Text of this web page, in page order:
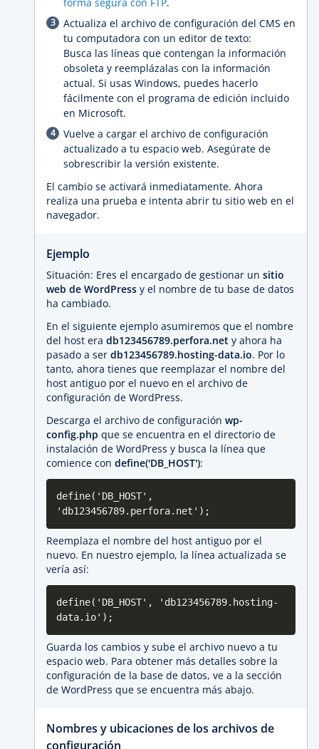
Actualiza el archivo de configuración del CMS en
tu computadora con un editor de texto:
Busca las líneas que contengan la información
obsoleta y reemplázalas con la información
actual. Si usas Windows, puedes hacerlo
fácilmente con el programa de edición incluido
en Microsoft.
Vuelve a cargar el archivo de configuración
actualizado a tu espacio web. Asegúrate de
sobrescribir la versión existente.
El cambio se activará inmediatamente. Ahora
realiza una prueba e intenta abrir tu sitio web en el
navegador.
Ejemplo
Situación: Eres el encargado de gestionar un sitio
web de WordPress y el nombre de tu base de datos
ha cambiado.
En el siguiente ejemplo asumiremos que el nombre
del host era db123456789.perfora.net y ahora ha
pasado a ser db123456789.hosting-data.io. Por lo
tanto, ahora tienes que reemplazar el nombre del
host antiguo por el nuevo en el archivo de
configuración de WordPress.
Descarga el archivo de configuración wp-
config.php que se encuentra en el directorio de
instalación de WordPress y busca la línea que
comience con define('DB_HOST'):
define('DB_HOST',
'db123456789.perfora.net');
Reemplaza el nombre del host antiguo por el
nuevo. En nuestro ejemplo, la línea actualizada se
vería así:
define('DB_HOST', 'db123456789.hosting-
data.io');
Guarda los cambios y sube el archivo nuevo a tu
espacio web. Para obtener más detalles sobre la
configuración de la base de datos, ve a la sección
de WordPress que se encuentra más abajo.
Nombres y ubicaciones de los archivos de
configuración